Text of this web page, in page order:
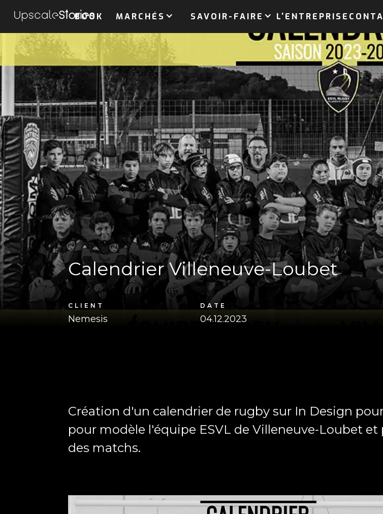
BOOK MARCHÉS SAVOIR-FAIRE L'ENTREPRISE
Calendrier Villeneuve-Loubet
CLIENT
Nemesis
DATE
04.12.2023
Création d'un calendrier de rugby sur In Design
pour modèle l'équipe ESVL de Villeneuve-Loubet
des matchs.